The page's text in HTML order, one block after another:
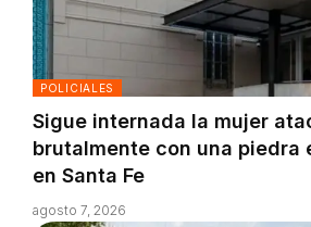
POLICIALES
Sigue internada la mujer
brutalmente con una piedra
en Santa Fe
agosto 7, 2026